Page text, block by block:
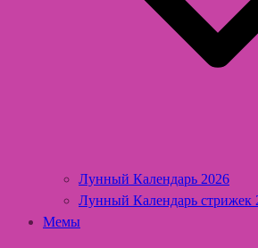
Лунный Календарь 2026
Лунный Календарь стрижек
Мемы